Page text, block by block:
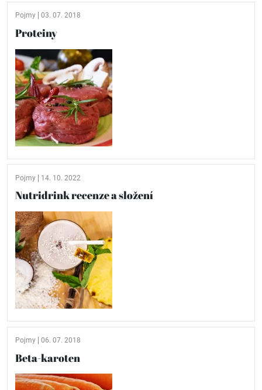
Pojmy 03. 07. 2018
Proteiny
Pojmy 14. 10. 2022
Nutridrink recenze a složení
Pojmy 06. 07. 2018
Beta-karoten